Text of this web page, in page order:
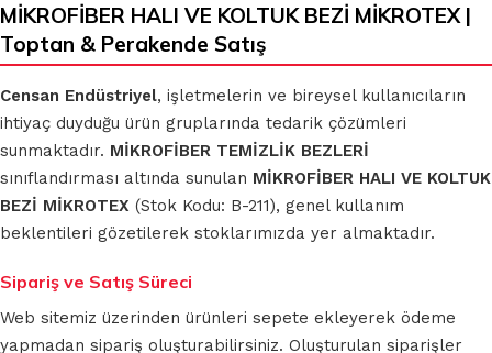
MİKROFİBER HALI VE KOLTUK BEZİ MİKROTEX |
Toptan & Perakende Satış
Censan Endüstriyel, işletmelerin ve bireysel kullanıcıların
ihtiyaç duyduğu ürün gruplarında tedarik çözümleri
sunmaktadır. MİKROFİBER TEMİZLİK BEZLERİ
sınıflandırması altında sunulan MİKROFİBER HALI VE KOLTUK
BEZİ MİKROTEX (Stok Kodu: B-211), genel kullanım
beklentileri gözetilerek stoklarımızda yer almaktadır.
Sipariş ve Satış Süreci
Web sitemiz üzerinden ürünleri sepete ekleyerek ödeme
yapmadan sipariş oluşturabilirsiniz. Oluşturulan siparişler